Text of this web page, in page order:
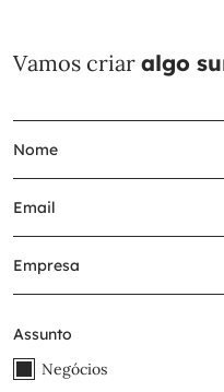
Vamos criar algo
Assunto
Negócios